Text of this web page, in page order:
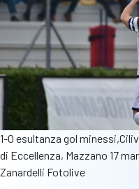
1-0 esultanza gol
di Eccellenza, Mazzano 17
Zanardelli Fotolive